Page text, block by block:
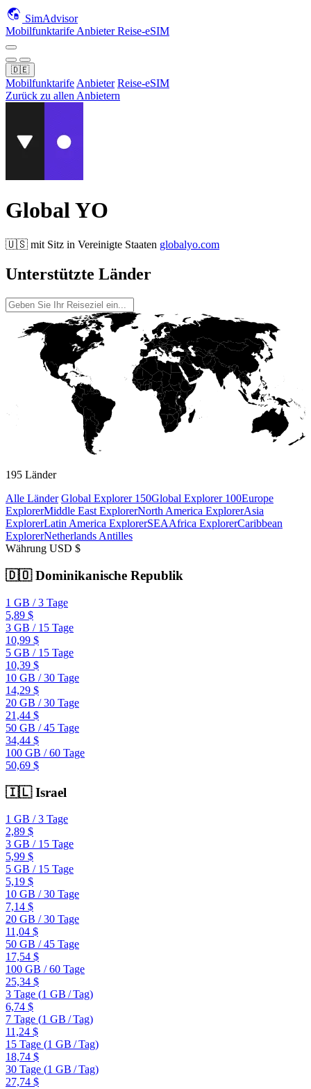
SimAdvisor
Mobilfunktarife AnbieterReise-eSIM
🇩🇪
Mobilfunktarife Anbieter Reise-eSIM
Zurück zu allen Anbietern
Global YO
🇺🇸 mit Sitz in Vereinigte Staaten globalyo.com
Unterstützte Länder
195 Länder
Alle Länder Global Explorer 150Global Explorer 100Europe
ExplorerMiddle East ExplorerNorth America ExplorerAsia
ExplorerLatin America ExplorerSEAAfrica ExplorerCaribbean
ExplorerNetherlands Antilles
Währung USD $
🇩🇴Dominikanische Republik
1 GB /3 Tage
5,89 $
3 GB /15 Tage
10,99 $
5 GB /15 Tage
10,39 $
10 GB /30 Tage
14,29 $
20 GB /30 Tage
21,44 $
50 GB /45 Tage
34,44 $
100 GB /60 Tage
50,69 $
🇮🇱Israel
1 GB /3 Tage
2,89 $
3 GB /15 Tage
5,99 $
5 GB /15 Tage
5,19 $
10 GB /30 Tage
7,14 $
20 GB /30 Tage
11,04 $
50 GB /45 Tage
17,54 $
100 GB /60 Tage
25,34 $
3 Tage (1 GB /Tag)
6,74 $
7 Tage (1 GB /Tag)
11,24 $
15 Tage (1 GB /Tag)
18,74 $
30 Tage (1 GB /Tag)
27,74 $